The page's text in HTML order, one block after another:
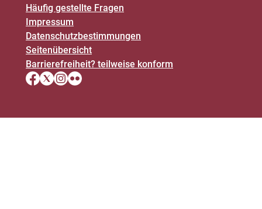
Häufig gestellte Fragen
Impressum
Datenschutz­bestimmungen
Seitenübersicht
Barrierefreiheit? teilweise konform